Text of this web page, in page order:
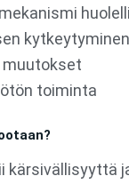
kytkeytyminen
toiminta
kärsivällisyyttä